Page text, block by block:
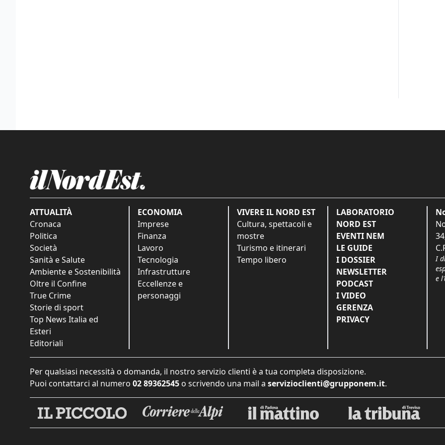
ATTUALITÀ
Cronaca
Politica
Società
Sanità e Salute
Ambiente e Sostenibilità
Oltre il Confine
True Crime
Storie di sport
Top News Italia ed
Esteri
Editoriali
ECONOMIA
Imprese
Finanza
Lavoro
Tecnologia
Infrastrutture
Eccellenze e
personaggi
VIVERE IL NORD EST
Cultura, spettacoli e
mostre
Turismo e itinerari
Tempo libero
LABORATORIO
NORD EST
EVENTI NEM
LE GUIDE
I DOSSIER
NEWSLETTER
PODCAST
I VIDEO
GERENZA
PRIVACY
I
e
Per qualsiasi necessità o domanda, il nostro servizio clienti è a tua completa disposizione.
Puoi contattarci al numero 02 89362545 o scrivendo una mail a servizioclienti@grupponem.it.